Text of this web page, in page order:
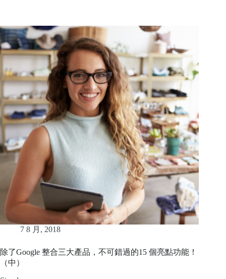
7 8 月, 2018
除了Google 整合三大產品，不可錯過的15 個亮點功能！
（中）